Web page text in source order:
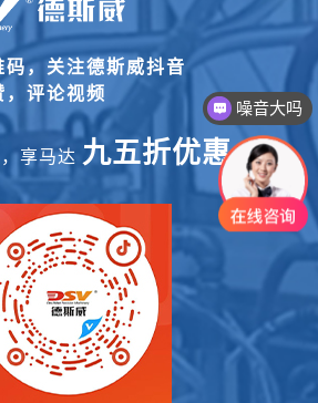
码，关注德斯威抖音
，评论视频
享马达 九五折优惠
噪音大吗